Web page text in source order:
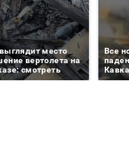
место
вертолета на
смотреть
Все